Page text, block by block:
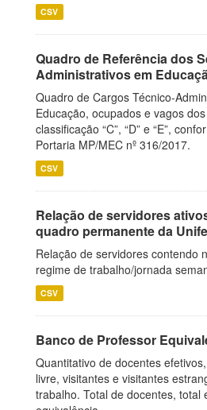
CSV
Quadro de Referência dos
Administrativos em
Quadro de Cargos Técnico-
Educação, ocupados e vagos
classificação “C”, “D” e “E”,
Portaria MP/MEC nº 316/2017.
CSV
Relação de servidores
quadro permanente da
Relação de servidores contendo
regime de trabalho/jornada
CSV
Banco de Professor
Quantitativo de docentes
livre, visitantes e visitantes
trabalho. Total de docentes, total